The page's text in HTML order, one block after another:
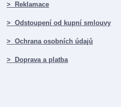
> Reklamace
> Odstoupení od kupní smlouvy
> Ochrana osobních údajů
> Doprava a platba